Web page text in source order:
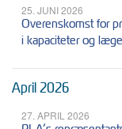
25. JUNI 2026
Overenskomst for
i kapaciteter og
April 2026
27. APRIL 2026